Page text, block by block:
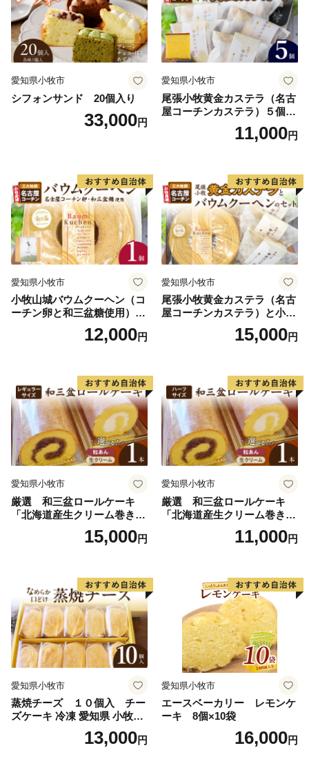
大な市域に点在しています。
愛知県小牧市
シフォンサンド 20個入り
33,000円
愛知県小牧市
尾張小牧黄金カステラ（名古
屋コーチンカステラ）５個入
名古屋コーチン カステラ ザ
ラメ 常温 愛知県 小牧市 アン
11,000円
愛知県小牧市
小牧山城バウムクーヘン（コ
ーチン卵と和三盆糖使用）
名古屋コーチン バームクー
ヘン 和三盆 小牧銘菓 バウム
12,000円
愛知県小牧市
尾張小牧黄金カステラ（名古
屋コーチンカステラ）と小牧
山城バウムクーヘン（コーチ
ン卵と和三盆糖使用）のセッ
三盆 小牧銘菓 バウムクーヘ
ン 常温 愛知県 小牧市 アンプ
チベアやぐま
15,000円
愛知県小牧市
厳選 和三盆ロールケーキ
「北海道産生クリーム巻き」
または「北海道産粒あん巻
き」（サイズ：レギュラー）
凍 愛知県 小牧市 アンプチベ
アやぐま
15,000円
愛知県小牧市
厳選 和三盆ロールケーキ
「北海道産生クリーム巻き」
または「北海道産粒あん巻
き」（サイズ：ハーフ） 和
知県 小牧市 アンプチベアや
11,000円
愛知県小牧市
蒸焼チーズ １０個入 チー
ズケーキ 冷凍 愛知県 小牧市
アンプチベアやぐま13,000円
愛知県小牧市
エースベーカリー レモンケ
ーキ 8個×10袋
16,000円